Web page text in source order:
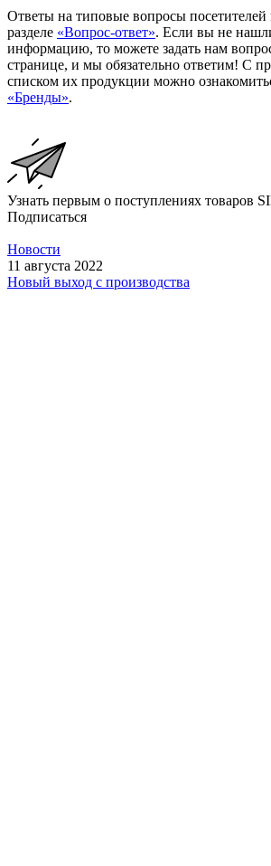
Ответы на типовые вопросы
разделе «Вопрос-ответ». Если вы не
информацию, то можете задать нам
странице, и мы обязательно ответим! С
списком их продукции можно
«Бренды».
Узнать первым о поступлениях товаров
Подписаться
Новости
11 августа 2022
Новый выход с производства